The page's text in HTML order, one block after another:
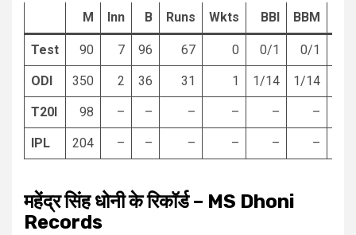
M Inn B Runs Wkts BBI BBM
Test 90 7 96 67 0 0/1 0/1
ODI 350 2 36 31 1 1/14 1/14
T20I 98 – – – – – –
IPL 204 – – – – – –
महेंद्र सिंह धोनी के रिकॉर्ड – MS Dhoni
Records